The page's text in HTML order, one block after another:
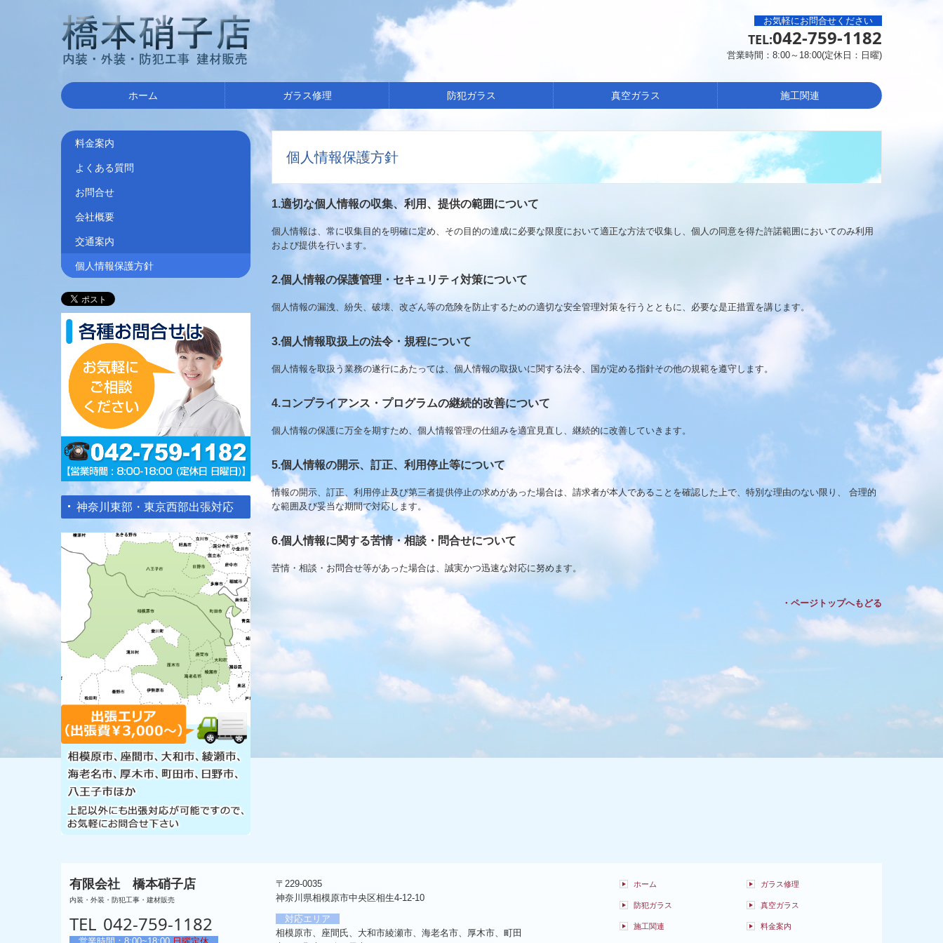
お気軽にお問合せください
TEL:042-759-1182
営業時間：8:00～18:00(定休日：日曜)
ホーム ガラス修理 防犯ガラス 真空ガラス 施工関連
料金案内
よくある質問
お問合せ
会社概要
交通案内
個人情報保護方針
神奈川東部・東京西部出張対応
個人情報保護方針
1.適切な個人情報の収集、利用、提供の範囲について
個人情報は、常に収集目的を明確に定め、その目的の達成に必要な限度において適正な方法で収集し、個人の同意を得た許諾範囲においてのみ利用
および提供を行います。
2.個人情報の保護管理・セキュリティ対策について
個人情報の漏洩、紛失、破壊、改ざん等の危険を防止するための適切な安全管理対策を行うとともに、必要な是正措置を講じます。
3.個人情報取扱上の法令・規程について
個人情報を取扱う業務の遂行にあたっては、個人情報の取扱いに関する法令、国が定める指針その他の規範を遵守します。
4.コンプライアンス・プログラムの継続的改善について
個人情報の保護に万全を期すため、個人情報管理の仕組みを適宜見直し、継続的に改善していきます。
5.個人情報の開示、訂正、利用停止等について
情報の開示、訂正、利用停止及び第三者提供停止の求めがあった場合は、請求者が本人であることを確認した上で、特別な理由のない限り、 合理的
な範囲及び妥当な期間で対応します。
6.個人情報に関する苦情・相談・問合せについて
苦情・相談・お問合せ等があった場合は、誠実かつ迅速な対応に努めます。
・ページトップへもどる
有限会社 橋本硝子店
内装・外装・防犯工事・建材販売
TEL 042-759-1182
〒229-0035
神奈川県相模原市中央区相生4-12-10
対応エリア
相模原市、座間氏、大和市綾瀬市、海老名市、厚木市、町田
ホーム ガラス修理
防犯ガラス 真空ガラス
施工関連 料金案内